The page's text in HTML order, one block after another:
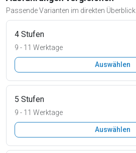
Passende Varianten im direkten Überblick.
4 Stufen
9 - 11 Werktage
Auswählen
5 Stufen
9 - 11 Werktage
Auswählen